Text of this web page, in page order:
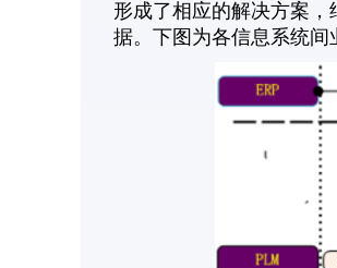
形成了相应的解决方案，
据。下图为各信息系统间